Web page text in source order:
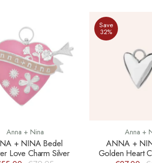
Anna + Nina
+ NINA Bedel
Love Charm Silver
Save
32%
Anna +
ANNA +
Golden Heart